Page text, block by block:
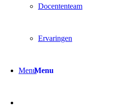
Docententeam
Ervaringen
Menu
Menu